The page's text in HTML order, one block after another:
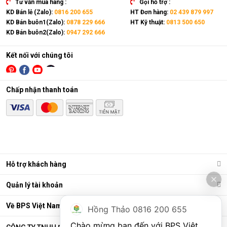
Các chức năng chính của máy bao gồm: Làm lạnh, quạt gió,
hút ẩm và lọc khí. Bên cạnh đó, dòng sản phẩm này còn được
trang bị thêm khá nhiều tính năng và tiện ích đi kèm như: Hẹn
giờ, khóa trẻ em, remote, kết nối wifi,...
Ưu điểm vượt trội của điều hòa di động
Đáp ứng tốt nhu cầu làm mát, dễ dàng tháo lắp và di chuyển
Tư vấn mua hàng :
KD Bán lẻ (Zalo): 0816 200 655
KD Bán buôn1(Zalo): 0878 229 666
KD Bán buôn2(Zalo): 0947 292 666
Gọi hỗ trợ :
HT Đơn hàng: 02 439 879 997
HT Kỹ thuật: 0813 500 650
Hỗ trợ khách hàng
Quản lý tài khoản
Về BPS Việt Nam
Kết nối với chúng tôi
Chấp nhận thanh toán
Hồng Thảo 0816 200 655